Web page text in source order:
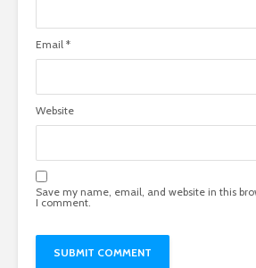
Email *
Website
Save my name, email, and website in this
I comment.